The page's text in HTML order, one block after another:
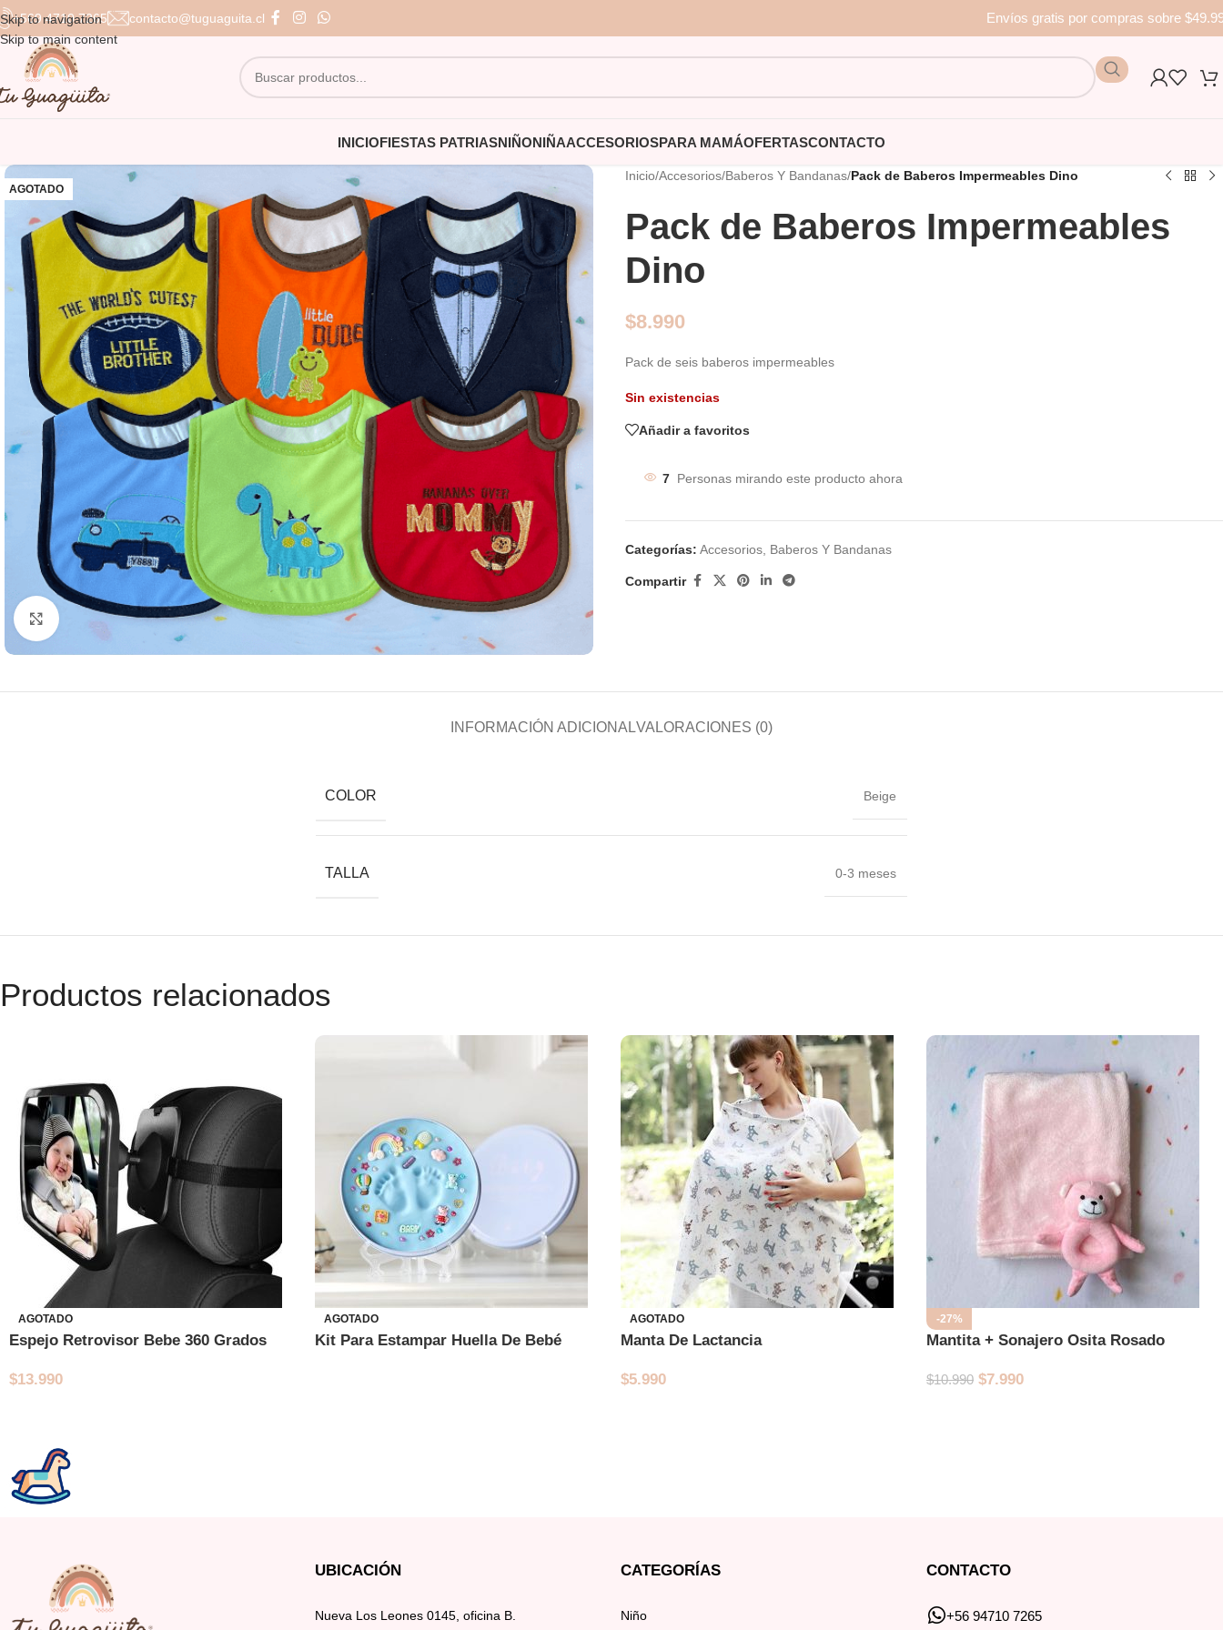
Skip to navigation
Skip to main content
+569 4710 7265 contacto@tuguaguita.cl Envíos gratis por compras sobre
INICIOFIESTAS PATRIASNIÑONIÑAACCESORIOSPARA MAMÁOFERTASCONTACTO
AGOTADO
Clic para agrandar
Inicio/Accesorios/Baberos Y Bandanas/Pack de Baberos Impermeables Dino
Pack de Baberos Impermeables
Dino
$8.990
Pack de seis baberos impermeables
Sin existencias
Añadir a favoritos
7 Personas mirando este producto ahora
Categorías: Accesorios Baberos Y Bandanas
Compartir
INFORMACIÓN ADICIONALVALORACIONES (0)
COLOR Beige
TALLA 0-3 meses
Productos relacionados
AGOTADO
Espejo Retrovisor Bebe 360 Grados
$13.990
AGOTADO
Kit Para Estampar Huella De Bebé
AGOTADO
Manta De Lactancia
$5.990
-27%
Mantita + Sonajero Osita Rosado
$10.990 $7.990
UBICACIÓN
Nueva Los Leones 0145, oficina B.
CATEGORÍAS
Niño
CONTACTO
+56 94710 7265